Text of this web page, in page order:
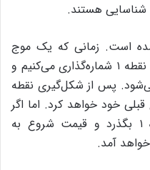
شناسایی هستند.
شده است. زمانی که یک موج
شروع می‌شود، محل شروع موج را نقطه ۱ شماره‌گذاری می‌کنیم و
موج نقطه ۲ گفته می‌شود. پس از شکل‌گیری نقطه
قبلی خود خواهد کرد. اما اگر
این اصلاح نتواند از نقطه شماره ۱ بگذرد و قیمت شروع به